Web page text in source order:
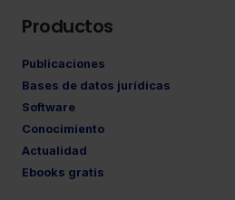
Productos
Publicaciones
Bases de datos jurídicas
Software
Conocimiento
Actualidad
Ebooks gratis